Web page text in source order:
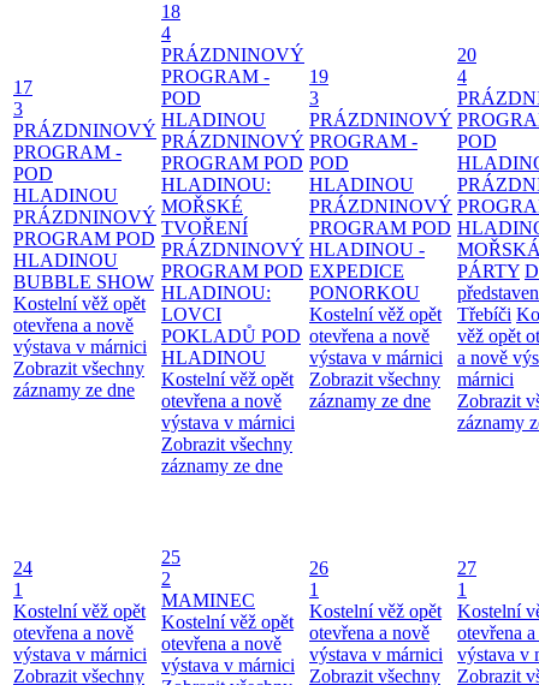
17
3
PRÁZDNINOVÝ
PROGRAM -
POD
HLADINOU
PRÁZDNINOVÝ
PROGRAM POD
HLADINOU
BUBBLE SHOW
Kostelní věž opět
otevřena a nově
výstava v márnici
Zobrazit všechny
záznamy ze dne
18
4
PRÁZDNINOVÝ
PROGRAM -
POD
HLADINOU
PRÁZDNINOVÝ
PROGRAM POD
HLADINOU:
MOŘSKÉ
TVOŘENÍ
PRÁZDNINOVÝ
PROGRAM POD
HLADINOU:
LOVCI
POKLADŮ POD
HLADINOU
Kostelní věž opět
otevřena a nově
výstava v márnici
Zobrazit všechny
záznamy ze dne
19
3
PRÁZDNINOVÝ
PROGRAM -
POD
HLADINOU
PRÁZDNINOVÝ
PROGRAM POD
HLADINOU -
EXPEDICE
PONORKOU
Kostelní věž opět
otevřena a nově
výstava v márnici
Zobrazit všechny
záznamy ze dne
20
4
POD
PÁRTY
Třebíči
věž opět
a nově
márnici
Zobrazit
záznamy
24
1
Kostelní věž opět
otevřena a nově
výstava v márnici
Zobrazit všechny
25
2
MAMINEC
Kostelní věž opět
otevřena a nově
výstava v márnici
26
1
Kostelní věž opět
otevřena a nově
výstava v márnici
Zobrazit všechny
27
1
Kostelní
otevřena
výstava v
Zobrazit